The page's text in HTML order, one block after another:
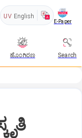
UV English
E-Paper
ಹೊಂಗಿರಣ Search